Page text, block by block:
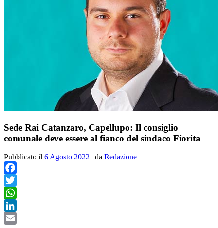
Sede Rai Catanzaro, Capellupo: Il consiglio
comunale deve essere al fianco del sindaco Fiorita
Pubblicato il 6 Agosto 2022 | da Redazione
Facebook
Twitter
WhatsApp
LinkedIn